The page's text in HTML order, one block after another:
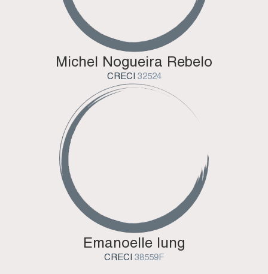
Michel Nogueira Rebelo
CRECI 32524
Emanoelle Iung
CRECI 38559F